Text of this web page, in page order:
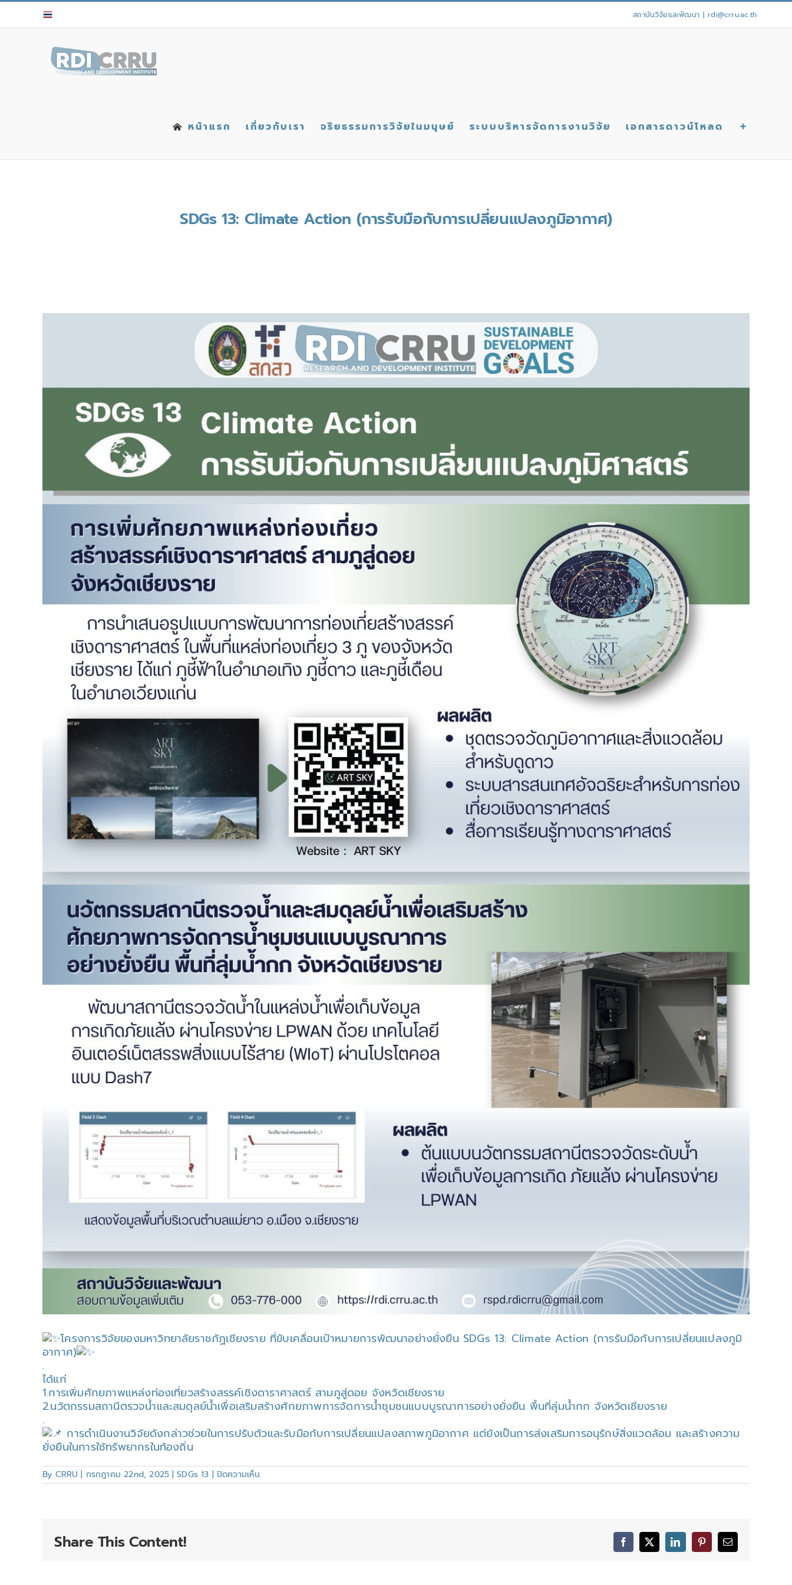
Skip
สถาบันวิจัยและพัฒนา | rdi@crru.ac.th
หน้าแรก เกี่ยวกับเรา จริยธรรมการวิจัยในมนุษย์ ระบบบริหารจัดการงานวิจัย เอกสารดาวน์โหลด
SDGs 13: Climate Action (การรับมือกับการเปลี่ยนแปลงภูมิอากาศ)
View
โครงการวิจัยของมหาวิทยาลัยราชภัฏเชียงราย ที่ขับเคลื่อนเป้าหมายการพัฒนาอย่างยั่งยืน SDGs 13: Climate Action (การรับมือกับการเปลี่ยนแปลงภูมิ
อากาศ)
.
ได้แก่
1.การเพิ่มศักยภาพแหล่งท่องเที่ยวสร้างสรรค์เชิงดาราศาสตร์ สามภูสู่ดอย จังหวัดเชียงราย
2.นวัตกรรมสถานีตรวจน้ำและสมดุลย์น้ำเพื่อเสริมสร้างศักยภาพการจัดการน้ำชุมชนแบบบูรณาการอย่างยั่งยืน พื้นที่ลุ่มน้ำกก จังหวัดเชียงราย
.
การดำเนินงานวิจัยดังกล่าวช่วยในการปรับตัวและรับมือกับการเปลี่ยนแปลงสภาพภูมิอากาศ แต่ยังเป็นการส่งเสริมการอนุรักษ์สิ่งแวดล้อม และสร้างความ
ยั่งยืนในการใช้ทรัพยากรในท้องถิ่น
By CRRU | กรกฎาคม 22nd, 2025 | SDGs 13 | ปิดความเห็น
SDGs
Share This Content! Facebook
X LinkedInPinterestEmail